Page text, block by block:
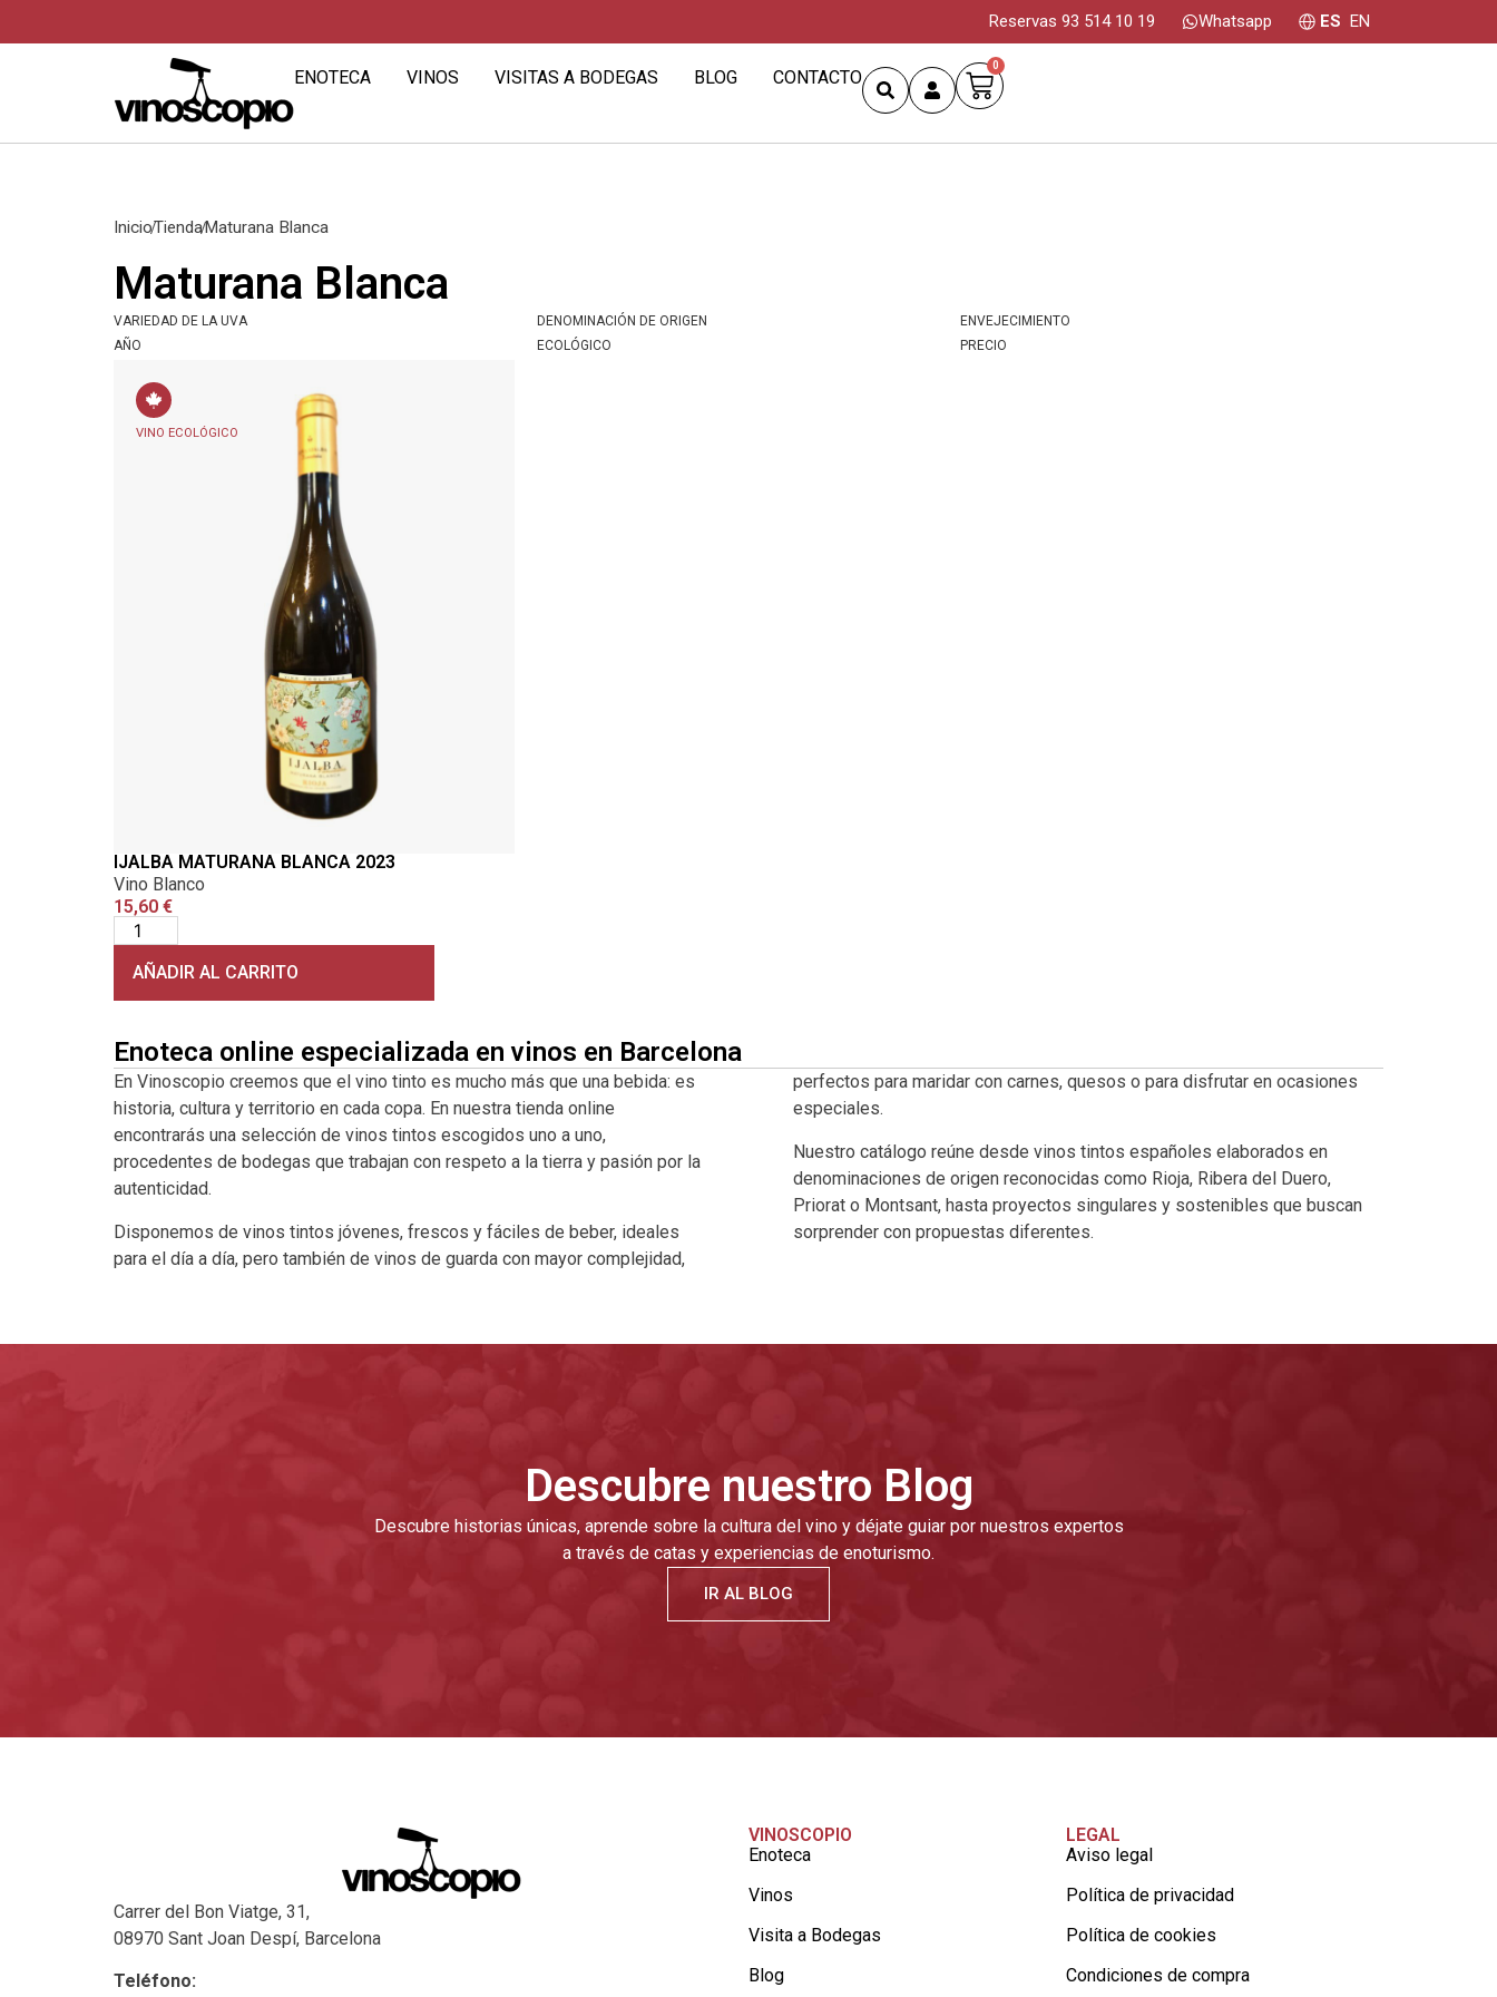
Reservas 93 514 10 19 Whatsapp ES EN
ENOTECA VINOS VISITAS A BODEGAS BLOG CONTACTO
0
InicioTiendaMaturana Blanca
Maturana Blanca
VARIEDAD DE LA UVA DENOMINACIÓN DE ORIGEN
ENVEJECIMIENTO
AÑO
ECOLÓGICO PRECIO
VINO ECOLÓGICO
IJALBA MATURANA BLANCA 2023
Vino Blanco
15,60 €
AÑADIR AL CARRITO
Enoteca online especializada en vinos en Barcelona
En Vinoscopio creemos que el vino tinto es mucho más que una bebida: es
historia, cultura y territorio en cada copa. En nuestra tienda online
encontrarás una selección de vinos tintos escogidos uno a uno,
procedentes de bodegas que trabajan con respeto a la tierra y pasión por la
autenticidad.
Disponemos de vinos tintos jóvenes, frescos y fáciles de beber, ideales
para el día a día, pero también de vinos de guarda con mayor complejidad,
perfectos para maridar con carnes, quesos o para disfrutar en ocasiones
especiales.
Nuestro catálogo reúne desde vinos tintos españoles elaborados en
denominaciones de origen reconocidas como Rioja, Ribera del Duero,
Priorat o Montsant, hasta proyectos singulares y sostenibles que buscan
sorprender con propuestas diferentes.
Descubre nuestro Blog
Descubre historias únicas, aprende sobre la cultura del vino y déjate guiar por nuestros expertos
a través de catas y experiencias de enoturismo.
IR AL BLOG
Carrer del Bon Viatge, 31,
08970 Sant Joan Despí, Barcelona
Teléfono:
VINOSCOPIO
Enoteca
Vinos
Visita a Bodegas
Blog
LEGAL
Aviso legal
Política de privacidad
Política de cookies
Condiciones de compra